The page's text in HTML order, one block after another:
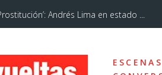
Andrés Lima en estado ...
ESCENAS